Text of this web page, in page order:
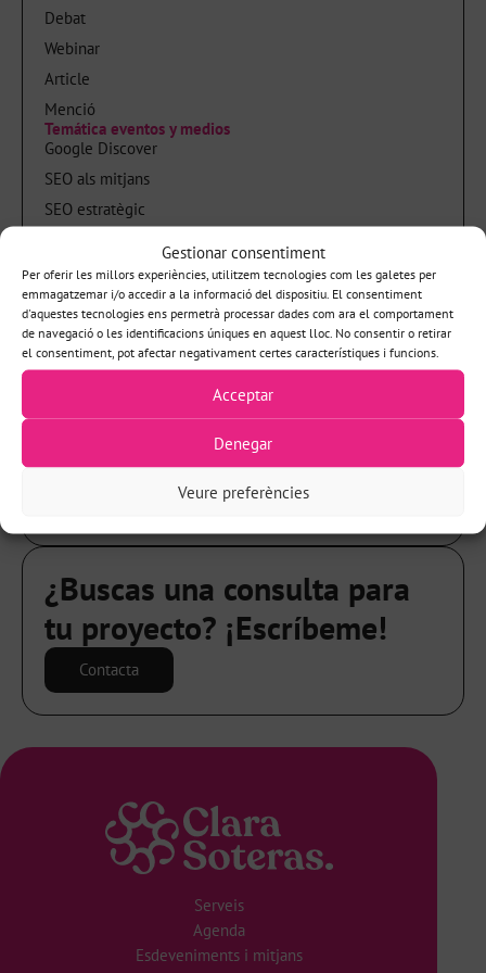
Gestionar consentiment
Per oferir les millors experiències, utilitzem tecnologies com les galetes per
emmagatzemar i/o accedir a la informació del dispositiu. El consentiment
d'aquestes tecnologies ens permetrà processar dades com ara el comportament
de navegació o les identificacions úniques en aquest lloc. No consentir o retirar
el consentiment, pot afectar negativament certes característiques i funcions.
Acceptar
Denegar
Veure preferències
Debat
Webinar
Article
Menció
Temática eventos y medios
Google Discover
SEO als mitjans
SEO estratègic
Audiències i mitjans
Novetats de Google i canvis d’algoritme
IA
Formació
Política de privadesa
¿Buscas una consulta para
tu proyecto? ¡Escríbeme!
Contacta
Serveis
Agenda
Esdeveniments i mitjans